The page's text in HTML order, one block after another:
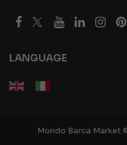
LANGUAGE
Mondo Barca Market